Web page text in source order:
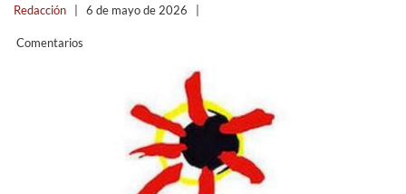
Redacción 6 de mayo de 2026
Comentarios